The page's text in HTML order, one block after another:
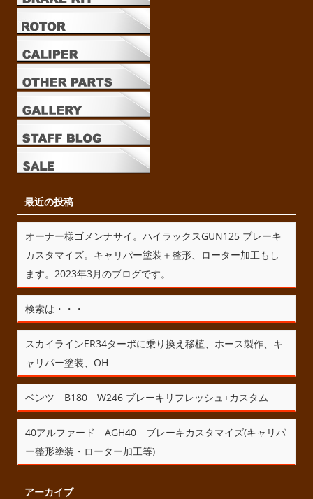
最近の投稿
オーナー様ゴメンナサイ。ハイラックスGUN125 ブレーキ
カスタマイズ。キャリパー塗装＋整形、ローター加工もし
ます。2023年3月のブログです。
検索は・・・
スカイラインER34ターボに乗り換え移植、ホース製作、キ
ャリパー塗装、OH
ベンツ B180 W246 ブレーキリフレッシュ+カスタム
40アルファード AGH40 ブレーキカスタマイズ(キャリパ
ー整形塗装・ローター加工等)
アーカイブ